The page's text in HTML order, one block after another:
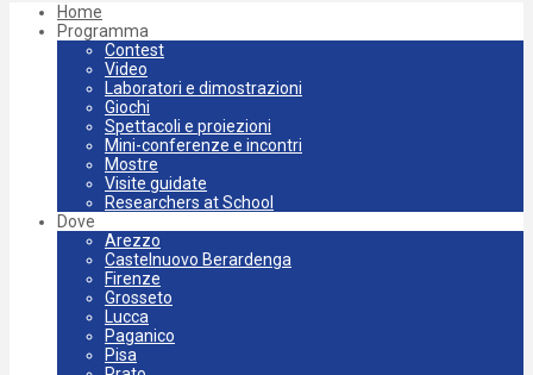
Home
Programma
Contest
Video
Laboratori e dimostrazioni
Giochi
Spettacoli e proiezioni
Mini-conferenze e incontri
Mostre
Visite guidate
Researchers at School
Dove
Arezzo
Castelnuovo Berardenga
Firenze
Grosseto
Lucca
Paganico
Pisa